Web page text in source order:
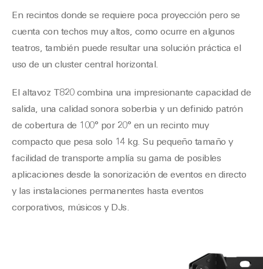
En recintos donde se requiere poca proyección pero se
cuenta con techos muy altos, como ocurre en algunos
teatros, también puede resultar una solución práctica el
uso de un cluster central horizontal.
El altavoz T820 combina una impresionante capacidad de
salida, una calidad sonora soberbia y un definido patrón
de cobertura de 100° por 20° en un recinto muy
compacto que pesa solo 14 kg. Su pequeño tamaño y
facilidad de transporte amplía su gama de posibles
aplicaciones desde la sonorización de eventos en directo
y las instalaciones permanentes hasta eventos
corporativos, músicos y DJs.